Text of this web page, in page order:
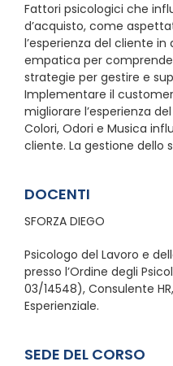
Fattori psicologici che
d’acquisto, come
l’esperienza del cliente
empatica per
strategie per gestire e
Implementare il
migliorare l’esperienza
Colori, Odori e Musica
cliente. La gestione dello
DOCENTI
SFORZA DIEGO
Psicologo del Lavoro e
presso l’Ordine degli
03/14548), Consulente
Esperienziale.
SEDE DEL CORSO